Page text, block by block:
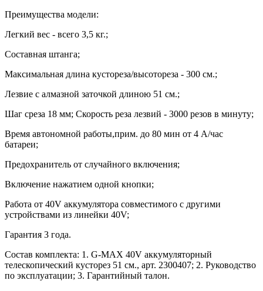
Преимущества модели:
Легкий вес - всего 3,5 кг.;
Составная штанга;
Максимальная длина кустореза/высотореза - 300 см.;
Лезвие с алмазной заточкой длиною 51 см.;
Шаг среза 18 мм; Скорость реза лезвий - 3000 резов в минуту;
Время автономной работы,прим. до 80 мин от 4 А/час
батареи;
Предохранитель от случайного включения;
Включение нажатием одной кнопки;
Работа от 40V аккумулятора совместимого с другими
устройствами из линейки 40V;
Гарантия 3 года.
Состав комплекта: 1. G-MAX 40V аккумуляторный
телескопический кусторез 51 см., арт. 2300407; 2. Руководство
по эксплуатации; 3. Гарантийный талон.